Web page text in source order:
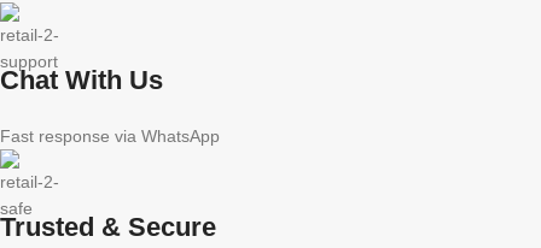
Chat With Us
Fast response via WhatsApp
Trusted & Secure